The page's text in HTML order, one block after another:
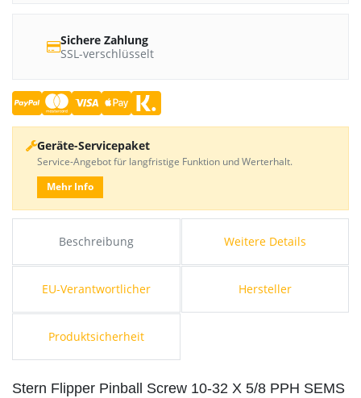
Beschreibung Weitere Details
EU-Verantwortlicher Hersteller
Produktsicherheit
Stern Flipper Pinball Screw 10-32 X 5/8 PPH SEMS
Sichere Zahlung
SSL-verschlüsselt
Geräte-Servicepaket
Service-Angebot für langfristige Funktion und Werterhalt.
Mehr Info